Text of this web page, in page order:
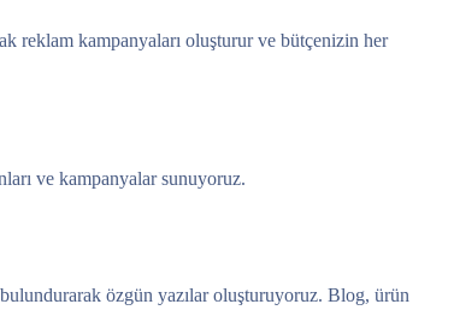
reklam kampanyaları oluşturur ve bütçenizin her
ve kampanyalar sunuyoruz.
özgün yazılar oluşturuyoruz. Blog, ürün